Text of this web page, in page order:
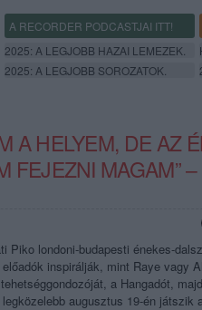
A RECORDER PODCASTJAI ITT!
2025: A LEGJOBB HAZAI LEMEZEK.
2025: A LEGJOBB SOROZATOK.
A HELYEM, DE AZ
FEJEZNI MAGAM”
Piko londoni-budapesti énekes-
inspirálják, mint Raye vagy
a Hangadót,
augusztus 19-én játszik